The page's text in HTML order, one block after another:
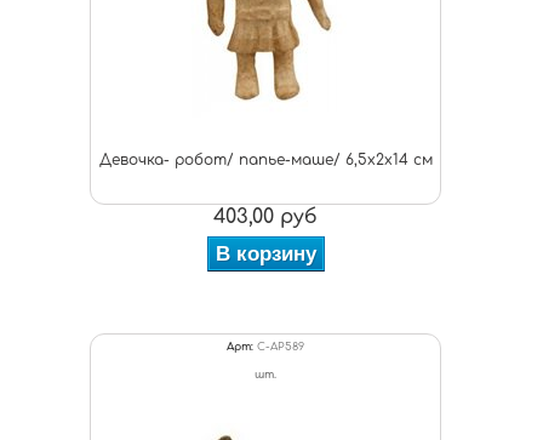
Девочка- робот/ папье-маше/ 6,5х2х14 см
403,00 руб
В корзину
Арт: C-AP589
шт.